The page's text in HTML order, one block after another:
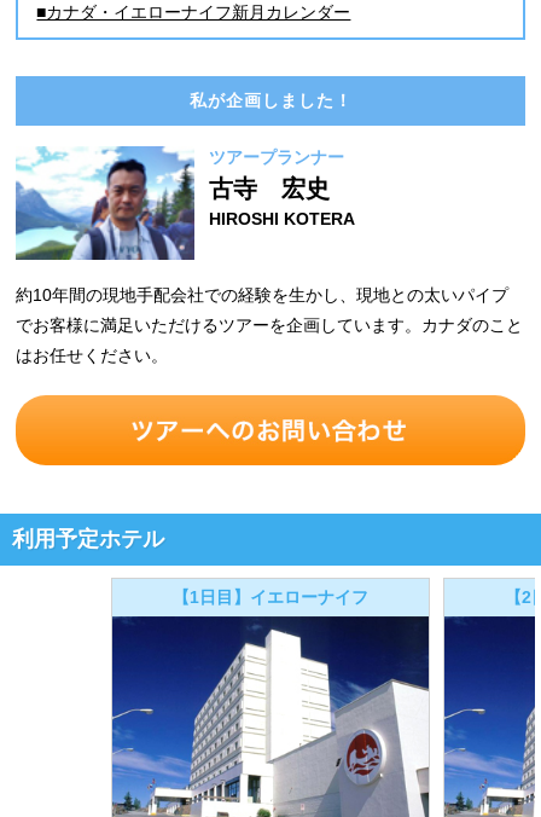
■カナダ・イエローナイフ新月カレンダー
私が企画しました！
ツアープランナー
古寺 宏史
HIROSHI KOTERA
約10年間の現地手配会社での経験を生かし、現地との太いパイプ
でお客様に満足いただけるツアーを企画しています。カナダのこと
はお任せください。
利用予定ホテル
【1日目】イエローナイフ 【